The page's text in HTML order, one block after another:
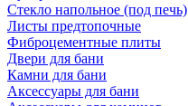
Стекло напольное (под печь)
Листы предтопочные
Фиброцементные плиты
Двери для бани
Камни для бани
Аксессуары для бани